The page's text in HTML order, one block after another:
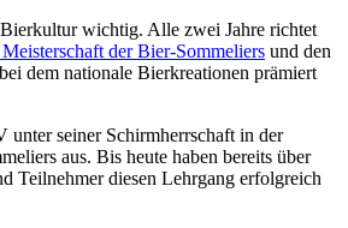
wichtig. Alle zwei Jahre richtet
der Bier-Sommeliers und den
dem nationale Bierkreationen prämiert
unter seiner Schirmherrschaft in der
aus. Bis heute haben bereits über
Teilnehmer diesen Lehrgang erfolgreich